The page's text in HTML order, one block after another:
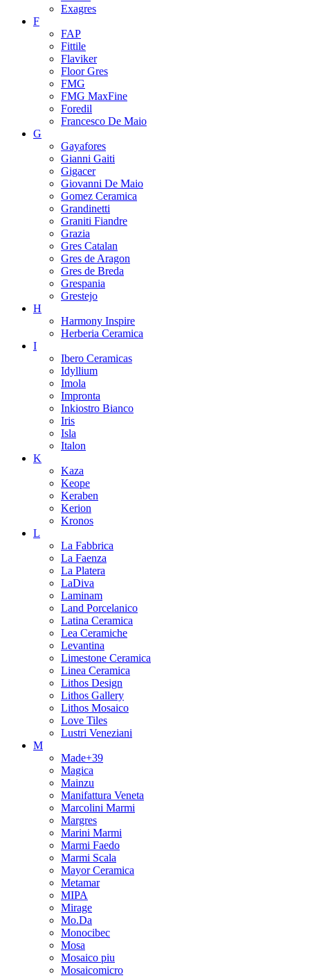
Exagres
F
FAP
Fittile
Flaviker
Floor Gres
FMG
FMG MaxFine
Foredil
Francesco De Maio
G
Gayafores
Gianni Gaiti
Gigacer
Giovanni De Maio
Gomez Ceramica
Grandinetti
Graniti Fiandre
Grazia
Gres Catalan
Gres de Aragon
Gres de Breda
Grespania
Grestejo
H
Harmony Inspire
Herberia Ceramica
I
Ibero Ceramicas
Idyllium
Imola
Impronta
Inkiostro Bianco
Iris
Isla
Italon
K
Kaza
Keope
Keraben
Kerion
Kronos
L
La Fabbrica
La Faenza
La Platera
LaDiva
Laminam
Land Porcelanico
Latina Ceramica
Lea Ceramiche
Levantina
Limestone Ceramica
Linea Ceramica
Lithos Design
Lithos Gallery
Lithos Mosaico
Love Tiles
Lustri Veneziani
M
Made+39
Magica
Mainzu
Manifattura Veneta
Marcolini Marmi
Margres
Marini Marmi
Marmi Faedo
Marmi Scala
Mayor Ceramica
Metamar
MIPA
Mirage
Mo.Da
Monocibec
Mosa
Mosaico piu
Mosaicomicro